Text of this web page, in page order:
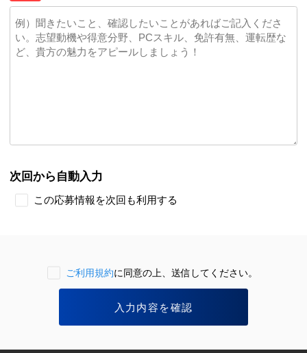
次回から自動入力
この応募情報を次回も利用する
ご利用規約に同意の上、送信してください。